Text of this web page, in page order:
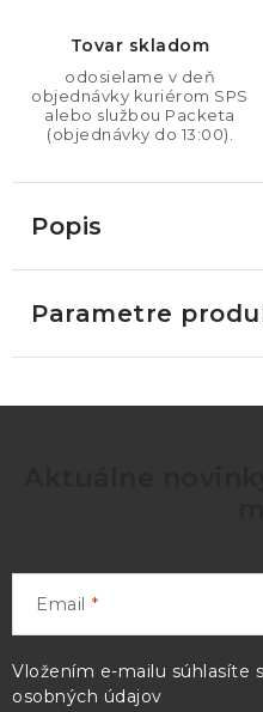
Tovar skladom
odosielame v deň
objednávky kuriérom SPS
alebo službou Packeta
(objednávky do 13:00).
Popis
Parametre
Email
Vložením e-mailu súhlasíte s
osobných údajov